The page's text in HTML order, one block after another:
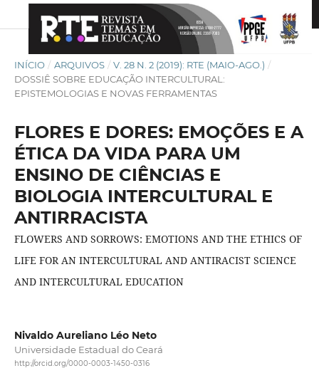
INÍCIO / ARQUIVOS / V. 28 N. 2 (2019): RTE (MAIO-AGO.) /
DOSSIÊ SOBRE EDUCAÇÃO INTERCULTURAL:
EPISTEMOLOGIAS E NOVAS FERRAMENTAS
FLORES E DORES: EMOÇÕES E A
ÉTICA DA VIDA PARA UM
ENSINO DE CIÊNCIAS E
BIOLOGIA INTERCULTURAL E
ANTIRRACISTA
FLOWERS AND SORROWS: EMOTIONS AND THE ETHICS OF
LIFE FOR AN INTERCULTURAL AND ANTIRACIST SCIENCE
AND INTERCULTURAL EDUCATION
Nivaldo Aureliano Léo Neto
Universidade Estadual do Ceará
http://orcid.org/0000-0003-1450-0316